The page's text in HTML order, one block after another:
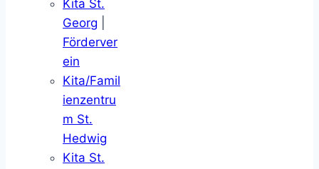
Kita St.
Georg
Förderver
ein
Kita/Famil
ienzentru
m St.
Hedwig
Kita St.